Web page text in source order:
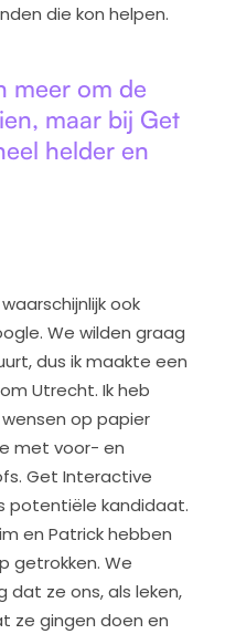
die kon helpen.
meer om de
maar bij Get
helder en
ook
We wilden graag
dus ik maakte een
Utrecht. Ik heb
op papier
met voor- en
Get Interactive
potentiële kandidaat.
en Patrick hebben
getrokken. We
ze ons, als leken,
ze gingen doen en